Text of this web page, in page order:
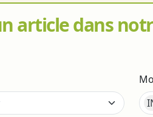
article dans